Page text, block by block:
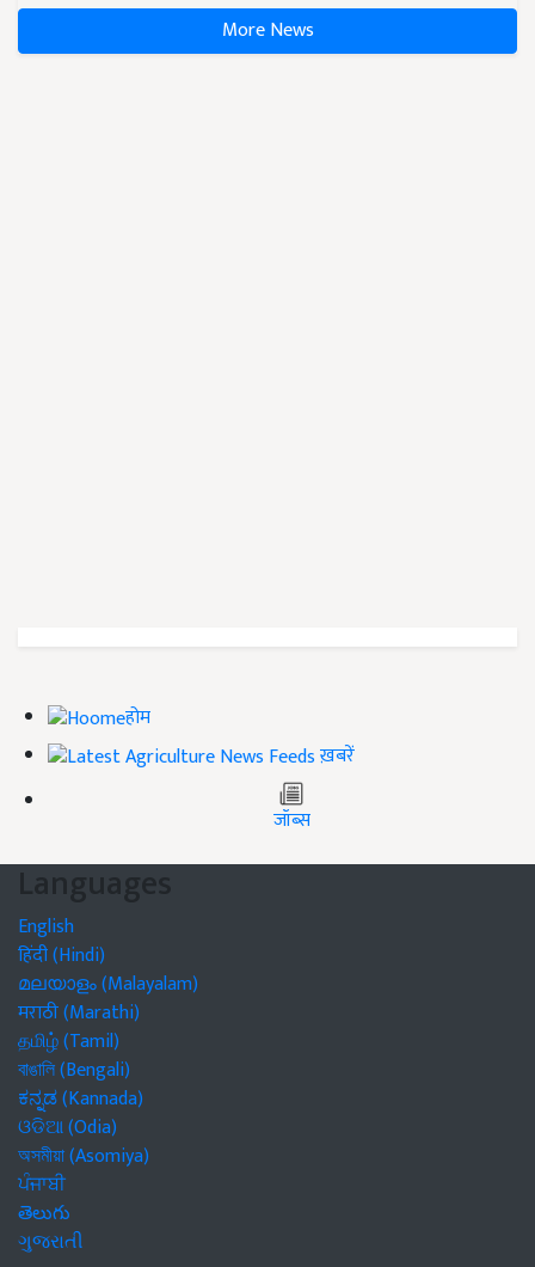
More News
होम
ख़बरें
जॉब्स
Languages
English
हिंदी (Hindi)
മലയാളം (Malayalam)
मराठी (Marathi)
தமிழ் (Tamil)
বাঙালি (Bengali)
ಕನ್ನಡ (Kannada)
ଓଡିଆ (Odia)
অসমীয়া (Asomiya)
ਪੰਜਾਬੀ
తెలుగు
ગુજરાતી